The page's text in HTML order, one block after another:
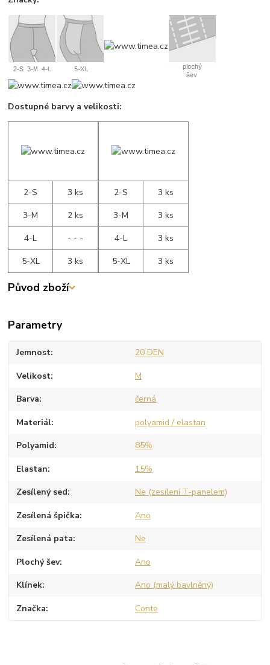
Dostupné barvy a velikosti:
2-S
3 ks
3-M
2 ks
4-L
- - -
5-XL
3 ks
2-S
3 ks
3-M
3 ks
4-L
3 ks
5-XL
3 ks
Původ zboží
Parametry
Jemnost 20 DEN
Velikost M
Barva černá
Materiál polyamid / elastan
Polyamid 85%
Elastan 15%
Zesílený sed Ne (zesílení T-panelem)
Zesílená špička Ano
Zesílená pata Ne
Plochý šev Ano
Klínek Ano (malý bavlněný)
Značka Conte